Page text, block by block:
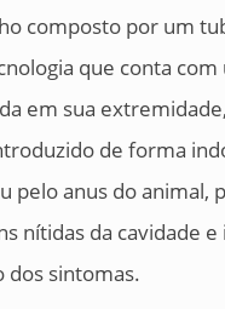
composto por um
que conta com
em sua
de forma
pelo anus do animal,
nítidas da cavidade
dos sintomas.